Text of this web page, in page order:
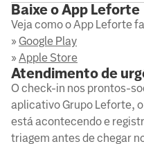
Baixe o App Leforte
Veja como o App Leforte
»Google Play
»Apple Store
Atendimento de
O check-in nos prontos-
aplicativo Grupo Leforte,
está acontecendo e
triagem antes de chegar